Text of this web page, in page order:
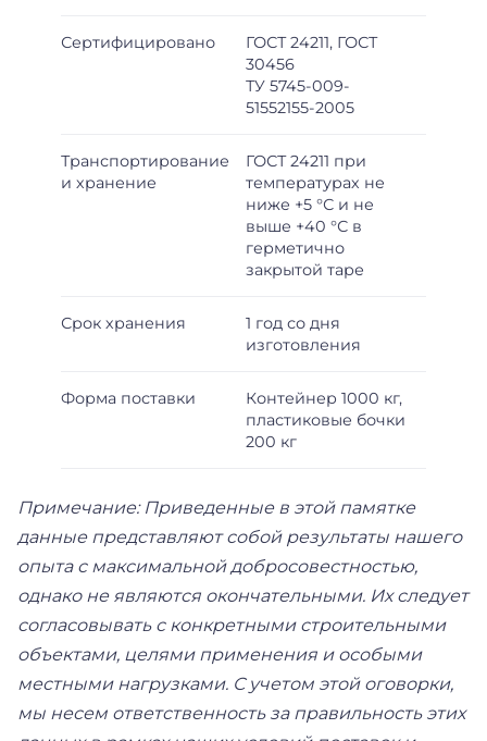
Сертифицировано
ГОСТ 24211, ГОСТ
30456
ТУ 5745-009-
51552155-2005
Транспортирование
и хранение
ГОСТ 24211 при
температурах не
ниже +5 °С и не
выше +40 °С в
герметично
закрытой таре
Срок хранения
1 год со дня
изготовления
Форма поставки
Контейнер 1000 кг,
пластиковые бочки
200 кг
Примечание: Приведенные в этой памятке
данные представляют собой результаты нашего
опыта с максимальной добросовестностью,
однако не являются окончательными. Их следует
согласовывать с конкретными строительными
объектами, целями применения и особыми
местными нагрузками. С учетом этой оговорки,
мы несем ответственность за правильность этих